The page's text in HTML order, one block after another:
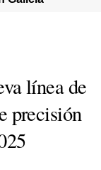
línea de
precisión